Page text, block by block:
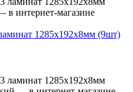
1285х192х8мм (9шт)